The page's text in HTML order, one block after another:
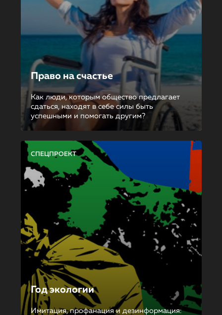
Право на счастье
Как люди, которым общество предлагает
сдаться, находят в себе силы быть
успешными и помогать другим?
СПЕЦПРОЕКТ
Год экологии
Имитация, профанация и дезинформация: